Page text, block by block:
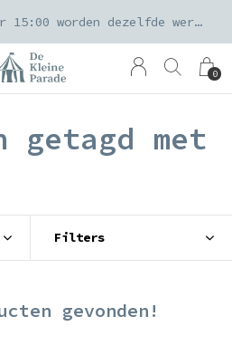
0
Orders geplaatst voor 15:00 worden dezelfde werkdag verzonden
getagd met
Filters
gevonden!